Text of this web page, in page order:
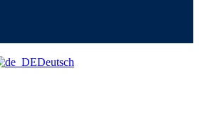
Deutsch